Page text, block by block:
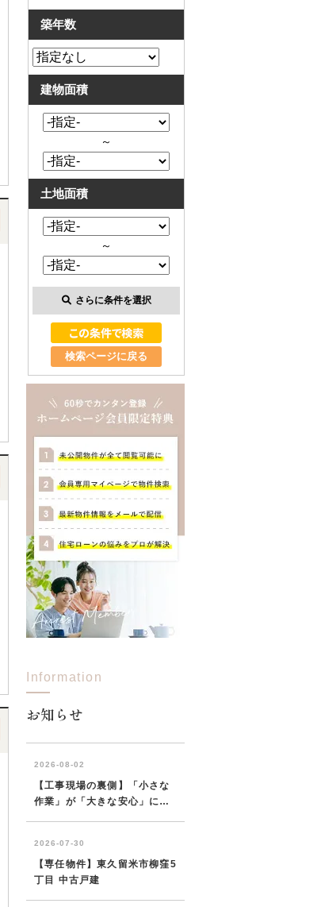
築年数
建物面積
～
土地面積
～
さらに条件を選択
検索ページに戻る
Information
お知らせ